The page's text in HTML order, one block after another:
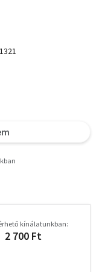
kínálatunkban:
2 700 Ft